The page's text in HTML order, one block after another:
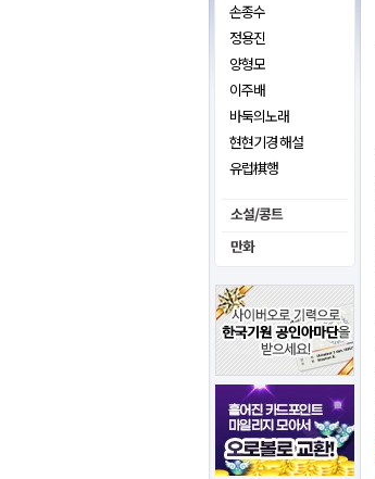
손종수
정용진
양형모
이주배
바둑의노래
현현기경 해설
유럽棋행